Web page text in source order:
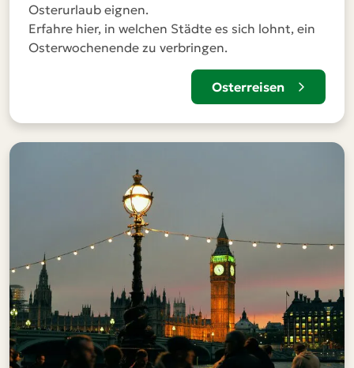
Osterurlaub eignen.
Erfahre hier, in welchen Städte es sich lohnt, ein
Osterwochenende zu verbringen.
Osterreisen